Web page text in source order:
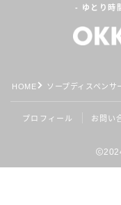
- ゆとり時
HOME ソープディスペンサ
プロフィール お問い